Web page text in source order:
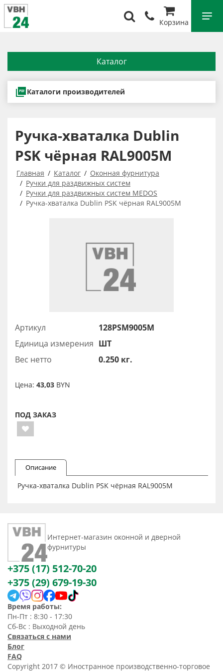
Корзина
Каталог
Каталоги производителей
Ручка-хваталка Dublin
PSK чёрная RAL9005M
Главная Каталог
Оконная фурнитура
Ручки для раздвижных систем
Ручки для раздвижных систем MEDOS
Ручка-хваталка Dublin PSK чёрная RAL9005M
Артикул
128PSM9005M
Единица измерения ШТ
Вес нетто
0.250 кг.
Цена: 43,03 BYN
ПОД ЗАКАЗ
Описание
Ручка-хваталка Dublin PSK чёрная RAL9005M
Интернет-магазин оконной и дверной
фурнитуры
+375 (17) 512-70-20
+375 (29) 679-19-30
Время работы:
Пн-Пт : 8:30 - 17:30
Сб-Вс : Выходной день
Связаться с нами
Блог
FAQ
Copyright 2017 © Иностранное производственно-торговое